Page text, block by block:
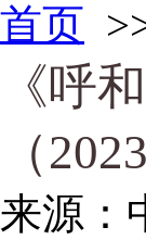
首页
《呼
（
来源：